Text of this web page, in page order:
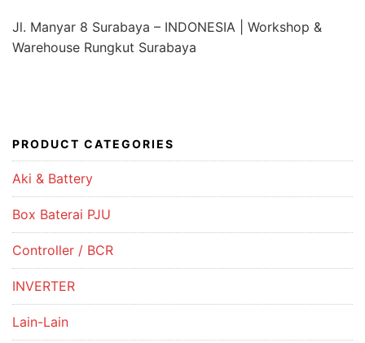
Jl. Manyar 8 Surabaya – INDONESIA | Workshop &
Warehouse Rungkut Surabaya
PRODUCT CATEGORIES
Aki & Battery
Box Baterai PJU
Controller / BCR
INVERTER
Lain-Lain